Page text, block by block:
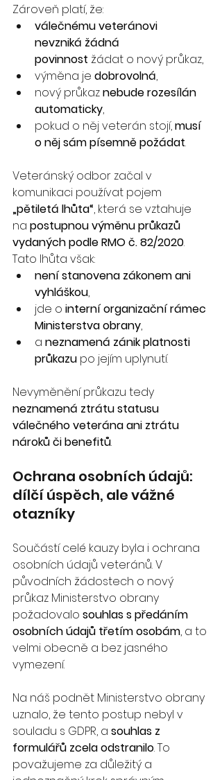
Zároveň platí, že:
válečnému veteránovi
nevzniká žádná
povinnost žádat o nový průkaz,
výměna je dobrovolná,
nový průkaz nebude rozesílán
automaticky,
pokud o něj veterán stojí, musí
o něj sám písemně požádat.
Veteránský odbor začal v
komunikaci používat pojem
„pětiletá lhůta“, která se vztahuje
na postupnou výměnu průkazů
vydaných podle RMO č. 82/2020.
Tato lhůta však:
není stanovena zákonem ani
vyhláškou,
jde o interní organizační rámec
Ministerstva obrany,
a neznamená zánik platnosti
průkazu po jejím uplynutí.
Nevyměnění průkazu tedy
neznamená ztrátu statusu
válečného veterána ani ztrátu
nároků či benefitů.
Ochrana osobních údajů:
dílčí úspěch, ale vážné
otazníky
Součástí celé kauzy byla i ochrana
osobních údajů veteránů. V
původních žádostech o nový
průkaz Ministerstvo obrany
požadovalo souhlas s předáním
osobních údajů třetím osobám, a to
velmi obecně a bez jasného
vymezení.
Na náš podnět Ministerstvo obrany
uznalo, že tento postup nebyl v
souladu s GDPR, a souhlas z
formulářů zcela odstranilo. To
považujeme za důležitý a